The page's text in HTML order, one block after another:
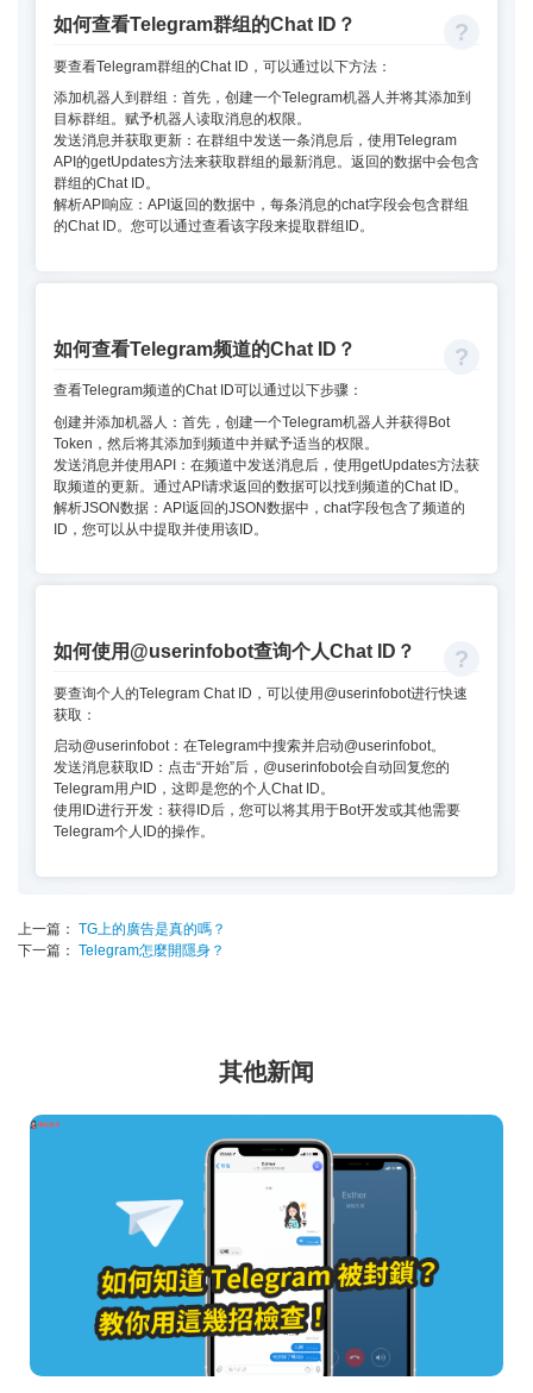
如何查看Telegram群组的Chat ID？
要查看Telegram群组的Chat ID，可以通过以下方法：
添加机器人到群组：首先，创建一个Telegram机器人并将其添加到
目标群组。赋予机器人读取消息的权限。
发送消息并获取更新：在群组中发送一条消息后，使用Telegram
API的getUpdates方法来获取群组的最新消息。返回的数据中会包含
群组的Chat ID。
解析API响应：API返回的数据中，每条消息的chat字段会包含群组
的Chat ID。您可以通过查看该字段来提取群组ID。
如何查看Telegram频道的Chat ID？
查看Telegram频道的Chat ID可以通过以下步骤：
创建并添加机器人：首先，创建一个Telegram机器人并获得Bot
Token，然后将其添加到频道中并赋予适当的权限。
发送消息并使用API：在频道中发送消息后，使用getUpdates方法获
取频道的更新。通过API请求返回的数据可以找到频道的Chat ID。
解析JSON数据：API返回的JSON数据中，chat字段包含了频道的
ID，您可以从中提取并使用该ID。
如何使用@userinfobot查询个人Chat ID？
要查询个人的Telegram Chat ID，可以使用@userinfobot进行快速
获取：
启动@userinfobot：在Telegram中搜索并启动@userinfobot。
发送消息获取ID：点击“开始”后，@userinfobot会自动回复您的
Telegram用户ID，这即是您的个人Chat ID。
使用ID进行开发：获得ID后，您可以将其用于Bot开发或其他需要
Telegram个人ID的操作。
上一篇： TG上的廣告是真的嗎？
下一篇： Telegram怎麼開隱身？
其他新闻